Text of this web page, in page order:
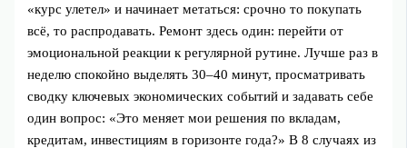
«курс улетел» и начинает метаться: срочно то покупать
всё, то распродавать. Ремонт здесь один: перейти от
эмоциональной реакции к регулярной рутине. Лучше раз в
неделю спокойно выделять 30–40 минут, просматривать
сводку ключевых экономических событий и задавать себе
один вопрос: «Это меняет мои решения по вкладам,
кредитам, инвестициям в горизонте года?» В 8 случаях из